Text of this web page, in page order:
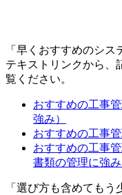
「早くおすすめのシ
テキストリンクから、
覧ください。
おすすめの工事
強み）
おすすめの工事
おすすめの工事
書類の管理に強み
「選び方も含めても